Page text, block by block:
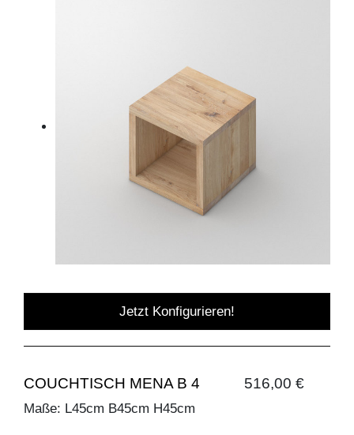
Jetzt Konfigurieren!
COUCHTISCH MENA B 4 516,00 €
Maße: L45cm B45cm H45cm